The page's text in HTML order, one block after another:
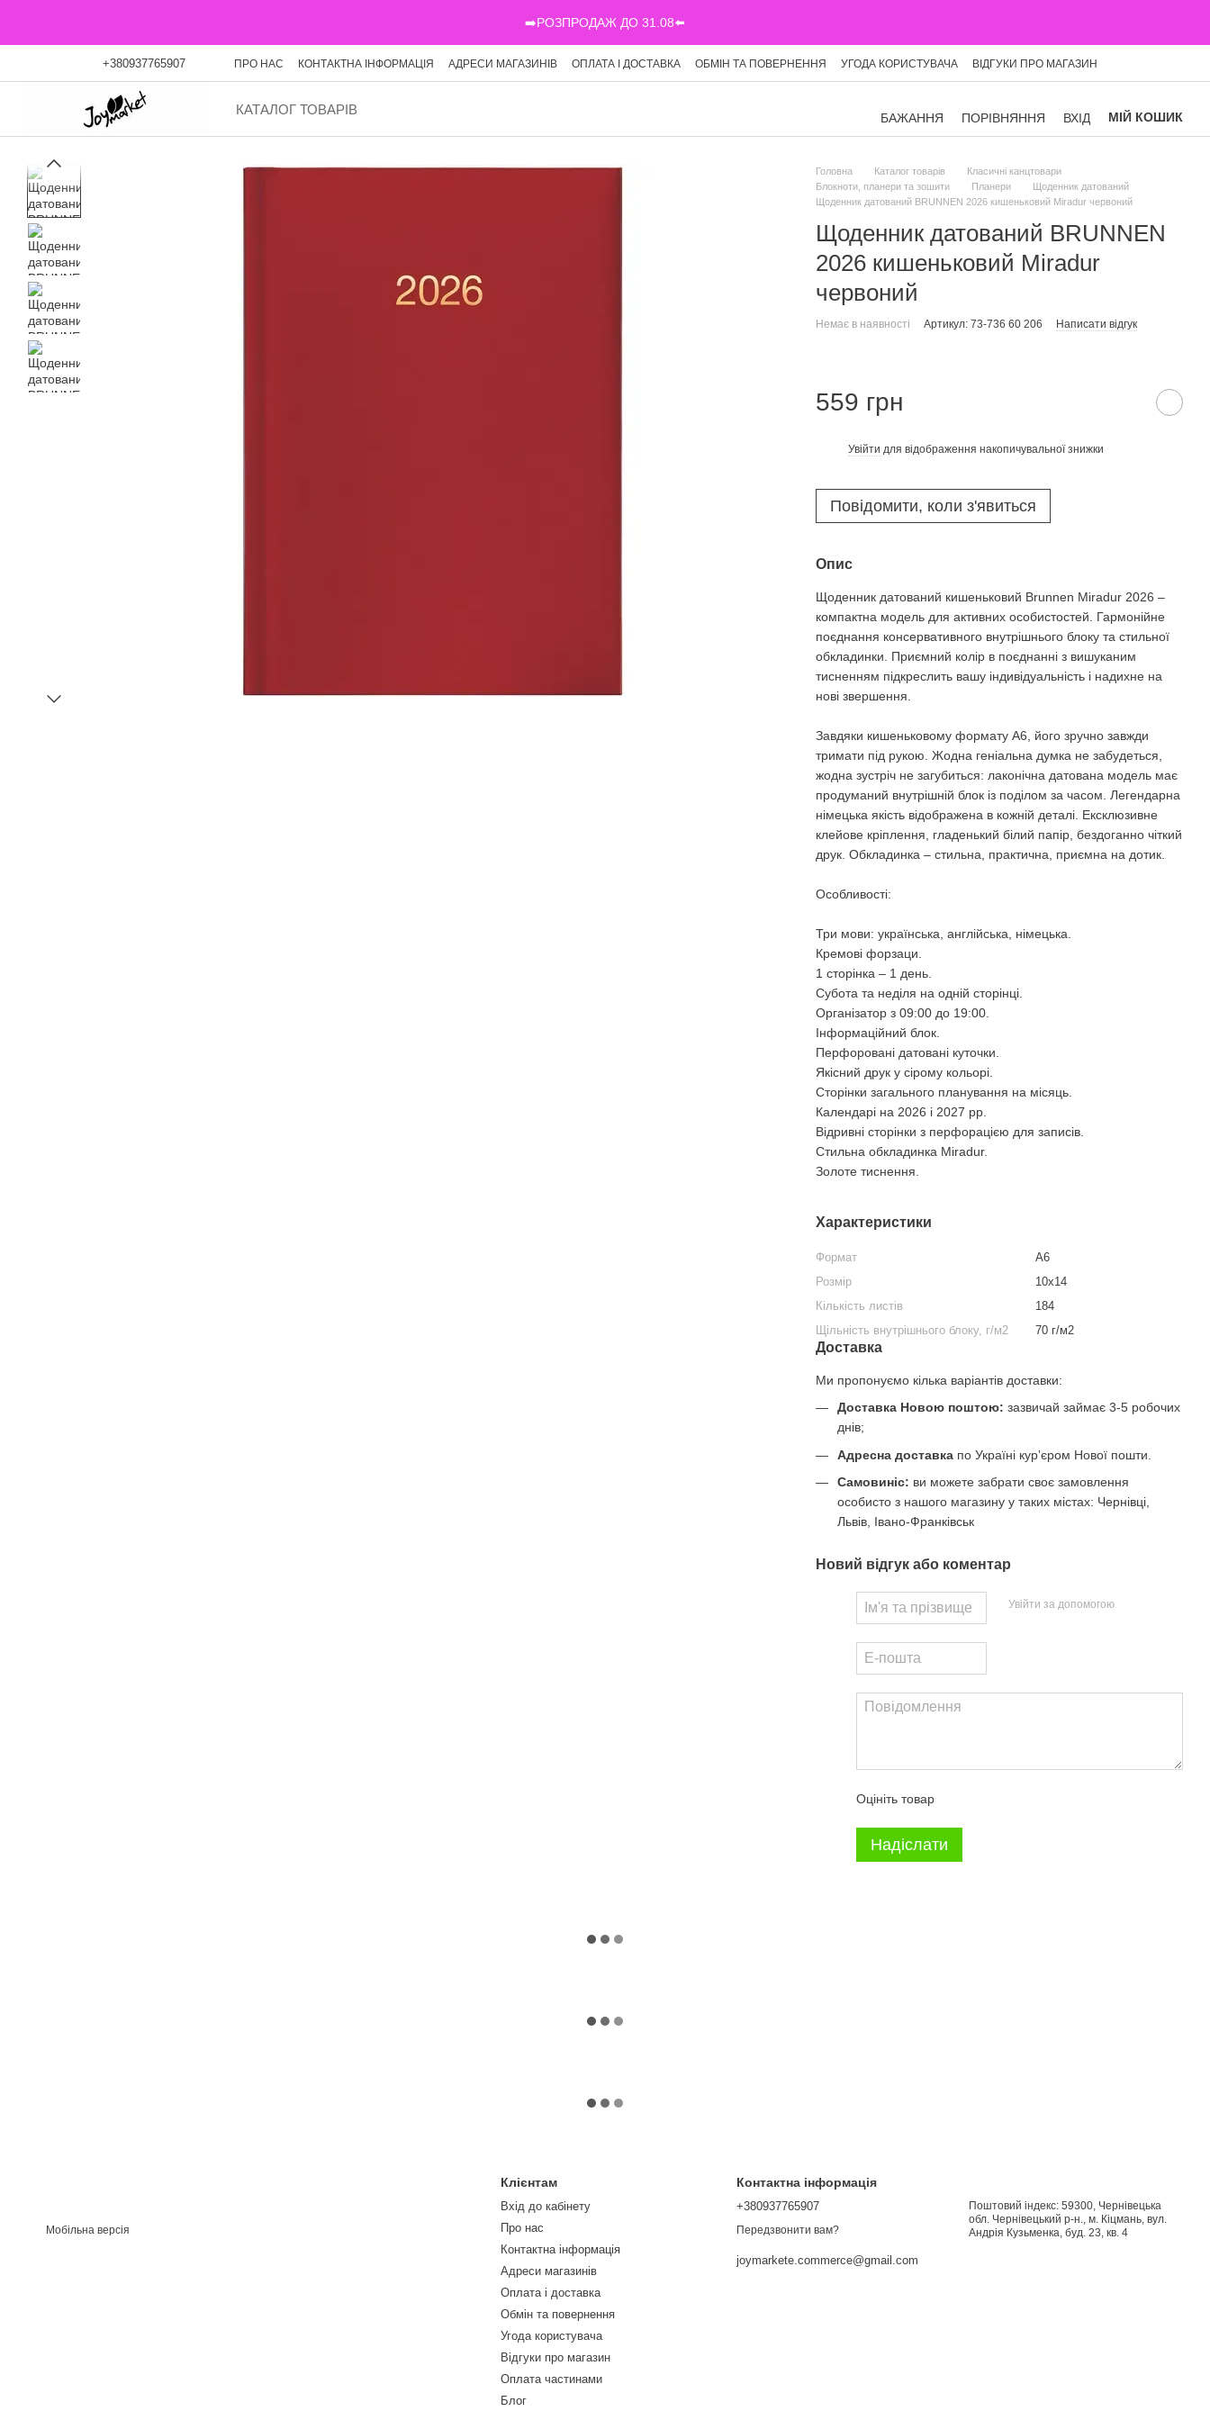
➡️РОЗПРОДАЖ ДО 31.08⬅️
+380937765907 ПРО НАС КОНТАКТНА ІНФОРМАЦІЯ АДРЕСИ МАГАЗИНІВ ОПЛАТА І ДОСТАВКА ОБМІН ТА ПОВЕРНЕННЯ УГОДА КОРИСТУВАЧА
ВІДГУКИ ПРО МАГАЗИН
ОПЛАТА ЧАСТИНАМИ
БЛОГ
КАТАЛОГ ТОВАРІВ
БАЖАННЯ ПОРІВНЯННЯ ВХІД МІЙ КОШИК
Головна Каталог товарів
Класичні канцтовари
Блокноти, планери та зошити
Планери
Щоденник датований
Щоденник датований BRUNNEN 2026 кишеньковий Miradur червоний
Щоденник датований BRUNNEN
2026 кишеньковий Miradur
червоний
Немає в наявності Артикул: 73-736 60 206 Написати відгук
559 грн
Увійти для відображення накопичувальної знижки
Повідомити, коли з'явиться
Опис
Щоденник датований кишеньковий Brunnen Miradur 2026 –
компактна модель для активних особистостей. Гармонійне
поєднання консервативного внутрішнього блоку та стильної
обкладинки. Приємний колір в поєднанні з вишуканим
тисненням підкреслить вашу індивідуальність і надихне на
нові звершення.
Завдяки кишеньковому формату А6, його зручно завжди
тримати під рукою. Жодна геніальна думка не забудеться,
жодна зустріч не загубиться: лаконічна датована модель має
продуманий внутрішній блок із поділом за часом. Легендарна
німецька якість відображена в кожній деталі. Ексклюзивне
клейове кріплення, гладенький білий папір, бездоганно чіткий
друк. Обкладинка – стильна, практична, приємна на дотик.
Особливості:
Три мови: українська, англійська, німецька.
Кремові форзаци.
1 сторінка – 1 день.
Субота та неділя на одній сторінці.
Організатор з 09:00 до 19:00.
Інформаційний блок.
Перфоровані датовані куточки.
Якісний друк у сірому кольорі.
Сторінки загального планування на місяць.
Календарі на 2026 і 2027 рр.
Відривні сторінки з перфорацією для записів.
Стильна обкладинка Miradur.
Золоте тиснення.
Характеристики
Формат
А6
Розмір
10х14
Кількість листів
184
Щільність внутрішнього блоку, г/м2
70 г/м2
Доставка
Ми пропонуємо кілька варіантів доставки:
Доставка Новою поштою: зазвичай займає 3-5 робочих
днів;
Адресна доставка по Україні курʼєром Нової пошти.
Самовиніс: ви можете забрати своє замовлення
особисто з нашого магазину у таких містах: Чернівці,
Львів, Івано-Франківськ
Новий відгук або коментар
Увійти за допомогою
Оцініть товар
Надіслати
Мобільна версія
Клієнтам
Вхід до кабінету
Про нас
Контактна інформація
Адреси магазинів
Оплата і доставка
Обмін та повернення
Угода користувача
Відгуки про магазин
Оплата частинами
Блог
Контактна інформація
+380937765907
Передзвонити вам?
joymarkete.commerce@gmail.com
Поштовий індекс: 59300, Чернівецька
обл. Чернівецький р-н., м. Кіцмань, вул.
Андрія Кузьменка, буд. 23, кв. 4